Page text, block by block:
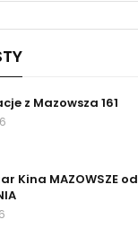
z Mazowsza 161
Kina MAZOWSZE od